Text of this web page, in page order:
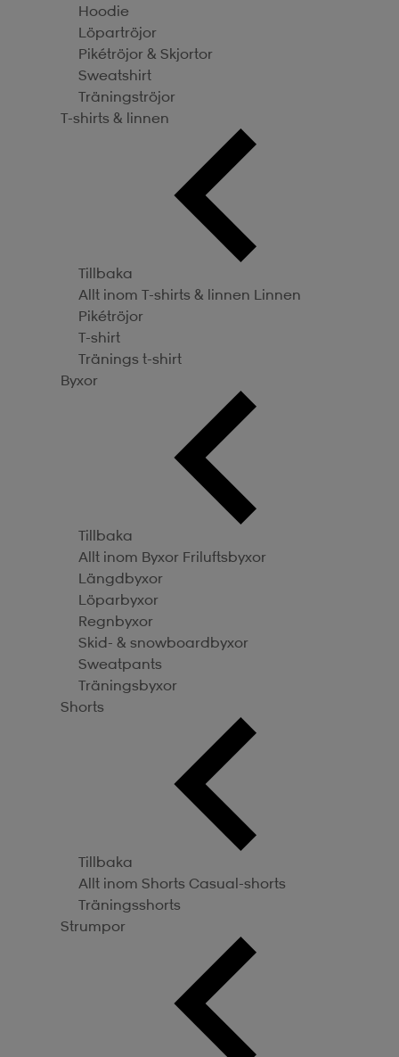
Hoodie
Löpartröjor
Pikétröjor & Skjortor
Sweatshirt
Träningströjor
T-shirts & linnen
Tillbaka
Allt inom T-shirts & linnen Linnen
Pikétröjor
T-shirt
Tränings t-shirt
Byxor
Tillbaka
Allt inom Byxor Friluftsbyxor
Längdbyxor
Löparbyxor
Regnbyxor
Skid- & snowboardbyxor
Sweatpants
Träningsbyxor
Shorts
Tillbaka
Allt inom Shorts Casual-shorts
Träningsshorts
Strumpor